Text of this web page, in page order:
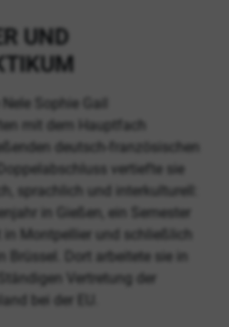
UND
Sophie Gail
mit dem Hauptfach
deutsch-französischen
vertiefte sie
sprachlich und interkulturell:
in Gießen, ein Semester
Montpellier und schließlich
Dort arbeitete sie in
Vertretung der
bei der EU.